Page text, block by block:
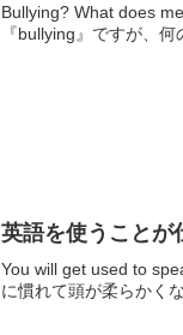
Bullying? What does
『bullying』ですが、
英語を使うことが
You will get used to
に慣れて頭が柔らかく